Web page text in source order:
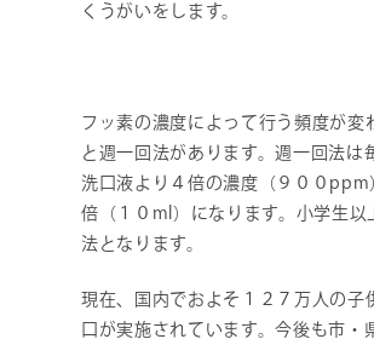
くうがいをします。
フッ素の濃度によって行う頻度が変
と週一回法があります。週一回法は
洗口液より４倍の濃度（９００ppm
倍（１０ml）になります。小学生以
法となります。
現在、国内でおよそ１２７万人の子
口が実施されています。今後も市・